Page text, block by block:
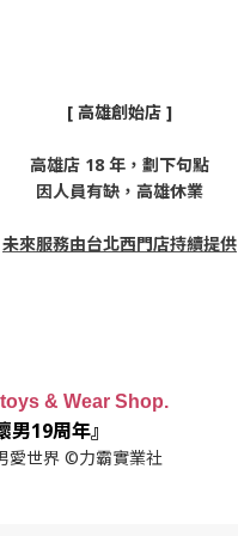
[ 高雄創始店 ]
高雄店 18 年，劃下句點
因人員有缺，高雄休業
未來服務由台北西門店持續提供
& Wear Shop.
男19周年』
愛世界 ©力霸實業社